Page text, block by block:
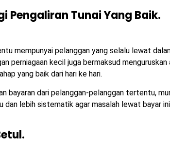
Pengaliran Tunai Yang Baik.
mempunyai pelanggan yang selalu lewat
perniagaan kecil juga bermaksud
yang baik dari hari ke hari.
bayaran dari pelanggan-pelanggan tertentu,
dan lebih sistematik agar masalah lewat bayar